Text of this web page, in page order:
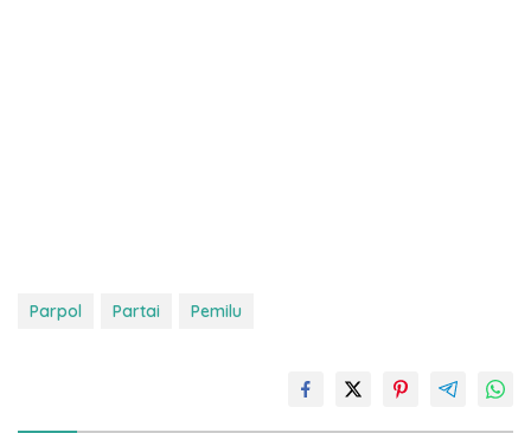
Parpol Partai Pemilu